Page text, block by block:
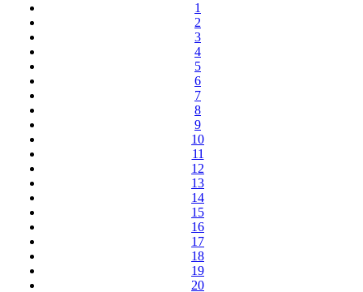
1
2
3
4
5
6
7
8
9
10
11
12
13
14
15
16
17
18
19
20